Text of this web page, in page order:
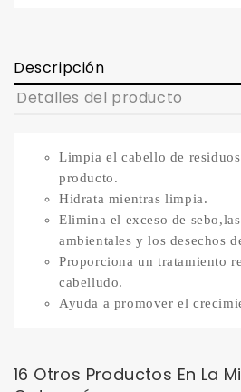
Descripción
Detalles del producto
Limpia el cabello de
producto.
Hidrata mientras limpia.
Elimina el exceso de
ambientales y los desechos
Proporciona un tratamiento
cabelludo.
Ayuda a promover el
16 Otros Productos En La